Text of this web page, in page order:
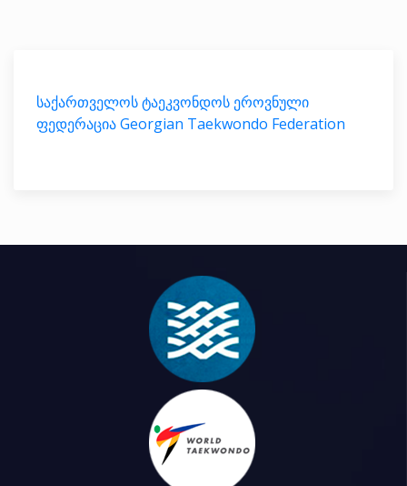
საქართველოს ტაეკვონდოს ეროვნული
ფედერაცია Georgian Taekwondo Federation